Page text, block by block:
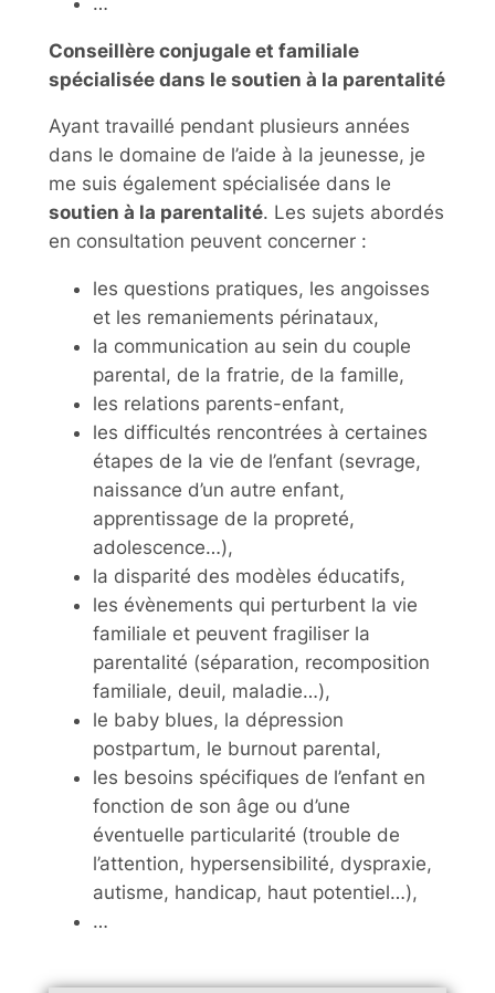
Conseillère conjugale et familiale
spécialisée dans le soutien à la parentalité
Ayant travaillé pendant plusieurs années
dans le domaine de l’aide à la jeunesse, je
me suis également spécialisée dans le
soutien à la parentalité. Les sujets abordés
en consultation peuvent concerner :
les questions pratiques, les angoisses
et les remaniements périnataux,
la communication au sein du couple
parental, de la fratrie, de la famille,
les relations parents-enfant,
les difficultés rencontrées à certaines
étapes de la vie de l’enfant (sevrage,
naissance d’un autre enfant,
apprentissage de la propreté,
adolescence…),
la disparité des modèles éducatifs,
les évènements qui perturbent la vie
familiale et peuvent fragiliser la
parentalité (séparation, recomposition
familiale, deuil, maladie…),
le baby blues, la dépression
postpartum, le burnout parental,
les besoins spécifiques de l’enfant en
fonction de son âge ou d’une
éventuelle particularité (trouble de
l’attention, hypersensibilité, dyspraxie,
autisme, handicap, haut potentiel…),
…